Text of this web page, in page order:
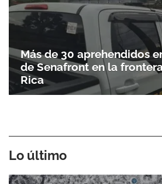
Más de 30 aprehendidos
de Senafront en la
Rica
Lo último